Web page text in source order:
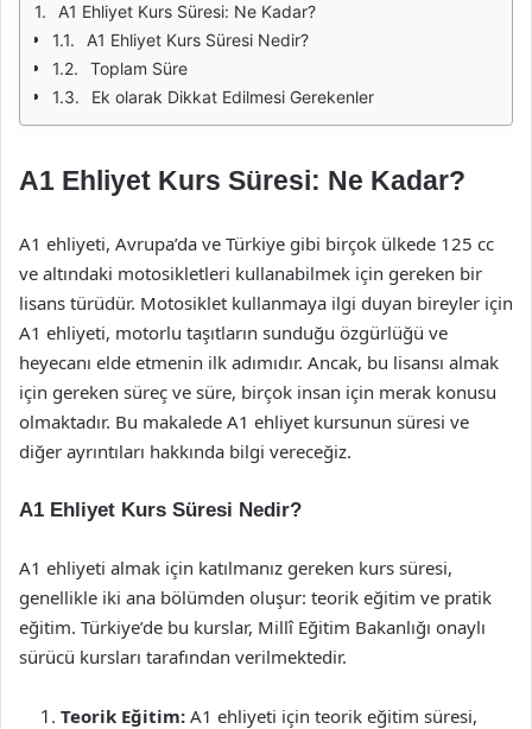
A1 Ehliyet Kurs Süresi: Ne Kadar?
A1 Ehliyet Kurs Süresi Nedir?
Toplam Süre
Ek olarak Dikkat Edilmesi Gerekenler
A1 Ehliyet Kurs Süresi: Ne Kadar?
A1 ehliyeti, Avrupa’da ve Türkiye gibi birçok ülkede 125 cc
ve altındaki motosikletleri kullanabilmek için gereken bir
lisans türüdür. Motosiklet kullanmaya ilgi duyan bireyler için
A1 ehliyeti, motorlu taşıtların sunduğu özgürlüğü ve
heyecanı elde etmenin ilk adımıdır. Ancak, bu lisansı almak
için gereken süreç ve süre, birçok insan için merak konusu
olmaktadır. Bu makalede A1 ehliyet kursunun süresi ve
diğer ayrıntıları hakkında bilgi vereceğiz.
A1 Ehliyet Kurs Süresi Nedir?
A1 ehliyeti almak için katılmanız gereken kurs süresi,
genellikle iki ana bölümden oluşur: teorik eğitim ve pratik
eğitim. Türkiye’de bu kurslar, Millî Eğitim Bakanlığı onaylı
sürücü kursları tarafından verilmektedir.
Teorik Eğitim: A1 ehliyeti için teorik eğitim süresi,